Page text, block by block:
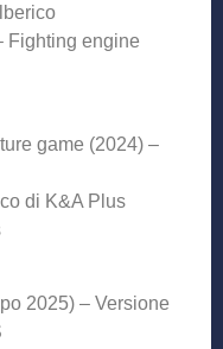
Fighting engine
game (2024) –
di K&A Plus
2025) – Versione